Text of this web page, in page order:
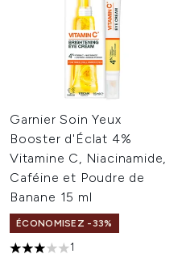
Garnier Soin Yeux
Booster d'Éclat 4%
Vitamine C, Niacinamide,
Caféine et Poudre de
Banane 15 ml
ÉCONOMISEZ -33%
1